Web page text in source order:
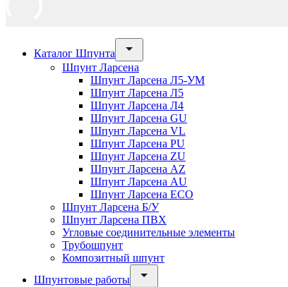
Каталог Шпунта
Шпунт Ларсена
Шпунт Ларсена Л5-УМ
Шпунт Ларсена Л5
Шпунт Ларсена Л4
Шпунт Ларсена GU
Шпунт Ларсена VL
Шпунт Ларсена PU
Шпунт Ларсена ZU
Шпунт Ларсена AZ
Шпунт Ларсена AU
Шпунт Ларсена ECO
Шпунт Ларсена Б/У
Шпунт Ларсена ПВХ
Угловые соединительные элементы
Трубошпунт
Композитный шпунт
Шпунтовые работы